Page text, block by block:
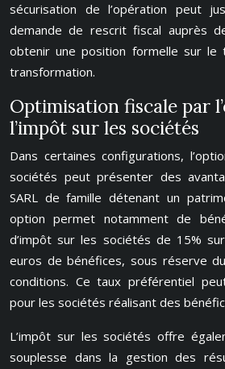
sécurisation de l’opération peut
demande de rescrit fiscal auprès
obtenir une position formelle sur le
transformation.
Optimisation fiscale par
l’impôt sur les sociétés
Dans certaines configurations,
sociétés peut présenter des
SARL de famille détenant un
option permet notamment de
d’impôt sur les sociétés de 15%
euros de bénéfices, sous réserve
conditions. Ce taux préférentiel
pour les sociétés réalisant des
L’impôt sur les sociétés offre
souplesse dans la gestion des